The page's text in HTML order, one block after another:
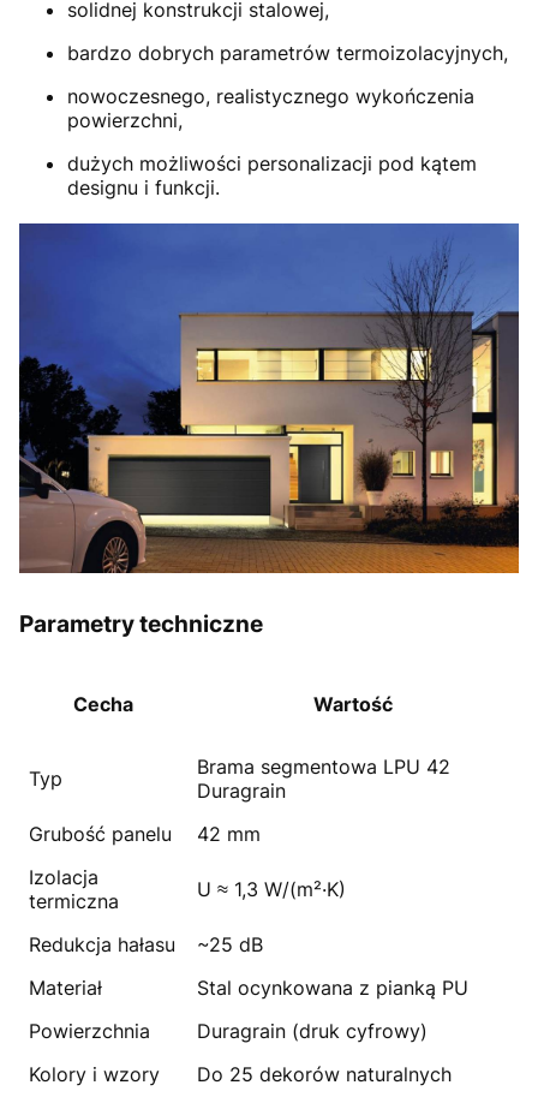
solidnej konstrukcji stalowej,
bardzo dobrych parametrów termoizolacyjnych,
nowoczesnego, realistycznego wykończenia
powierzchni,
dużych możliwości personalizacji pod kątem
designu i funkcji.
Parametry techniczne
Cecha Wartość
Typ
Brama segmentowa LPU 42
Duragrain
Grubość panelu
42 mm
Izolacja
termiczna
U ≈ 1,3 W/(m²·K)
Redukcja hałasu
~25 dB
Materiał
Stal ocynkowana z pianką PU
Powierzchnia
Duragrain (druk cyfrowy)
Kolory i wzory
Do 25 dekorów naturalnych